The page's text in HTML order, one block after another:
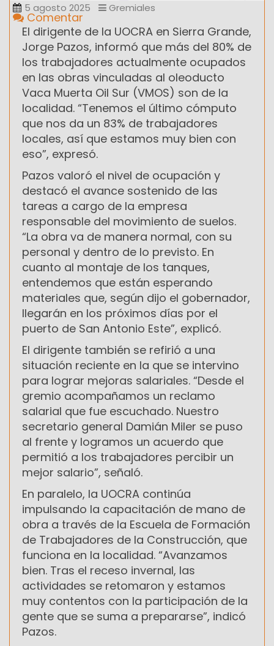
5 agosto 2025 Gremiales
Comentar
El dirigente de la UOCRA en Sierra Grande,
Jorge Pazos, informó que más del 80% de
los trabajadores actualmente ocupados
en las obras vinculadas al oleoducto
Vaca Muerta Oil Sur (VMOS) son de la
localidad. “Tenemos el último cómputo
que nos da un 83% de trabajadores
locales, así que estamos muy bien con
eso”, expresó.
Pazos valoró el nivel de ocupación y
destacó el avance sostenido de las
tareas a cargo de la empresa
responsable del movimiento de suelos.
“La obra va de manera normal, con su
personal y dentro de lo previsto. En
cuanto al montaje de los tanques,
entendemos que están esperando
materiales que, según dijo el gobernador,
llegarán en los próximos días por el
puerto de San Antonio Este”, explicó.
El dirigente también se refirió a una
situación reciente en la que se intervino
para lograr mejoras salariales. “Desde el
gremio acompañamos un reclamo
salarial que fue escuchado. Nuestro
secretario general Damián Miler se puso
al frente y logramos un acuerdo que
permitió a los trabajadores percibir un
mejor salario”, señaló.
En paralelo, la UOCRA continúa
impulsando la capacitación de mano de
obra a través de la Escuela de Formación
de Trabajadores de la Construcción, que
funciona en la localidad. “Avanzamos
bien. Tras el receso invernal, las
actividades se retomaron y estamos
muy contentos con la participación de la
gente que se suma a prepararse”, indicó
Pazos.